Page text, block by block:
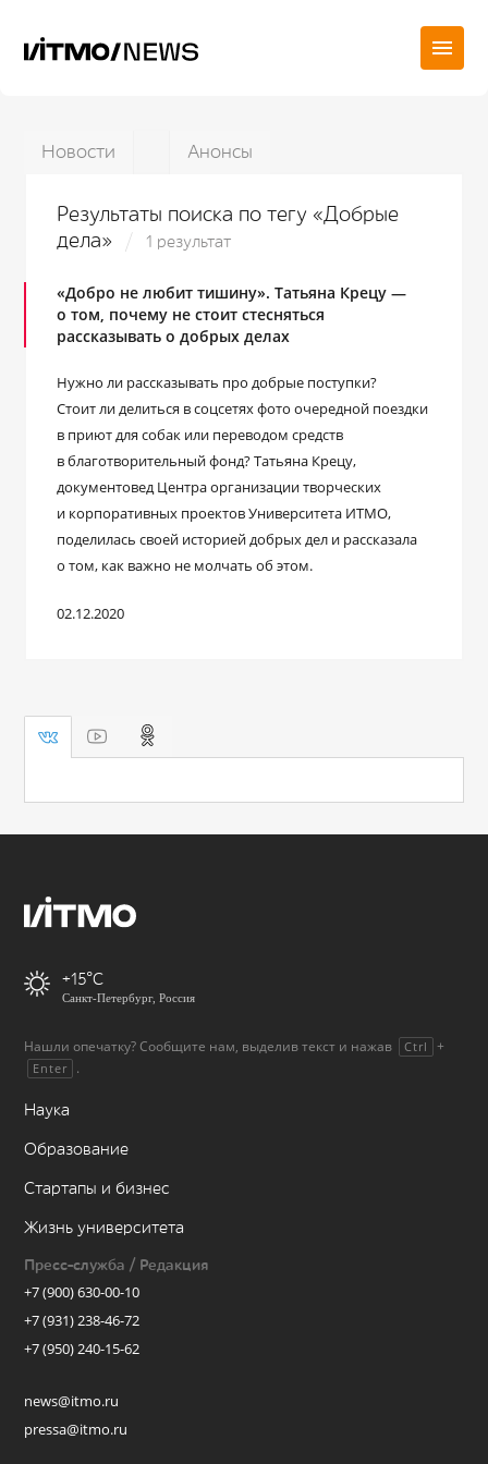
Новости Анонсы
Результаты поиска по тегу «Добрые
дела»
1 результат
«Добро не любит тишину». Татьяна Крецу —
о том, почему не стоит стесняться
рассказывать о добрых делах
Нужно ли рассказывать про добрые поступки?
Стоит ли делиться в соцсетях фото очередной поездки
в приют для собак или переводом средств
в благотворительный фонд? Татьяна Крецу,
документовед Центра организации творческих
и корпоративных проектов Университета ИТМО,
поделилась своей историей добрых дел и рассказала
о том, как важно не молчать об этом.
02.12.2020
+15
Санкт-Петербург, Россия
Нашли опечатку? Сообщите нам, выделив текст и нажав Ctrl +
Enter .
Наука
Образование
Стартапы и бизнес
Жизнь университета
Пресс-служба / Редакция
+7 (900) 630-00-10
+7 (931) 238-46-72
+7 (950) 240-15-62
news@itmo.ru
pressa@itmo.ru